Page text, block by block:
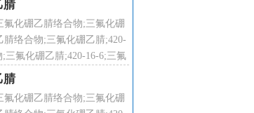
腈
氟化硼乙腈络合物;三氟化硼
腈络合物;三氟化硼乙腈;420-
三氟化硼乙腈;420-16-6;三氟
腈
氟化硼乙腈络合物;三氟化硼